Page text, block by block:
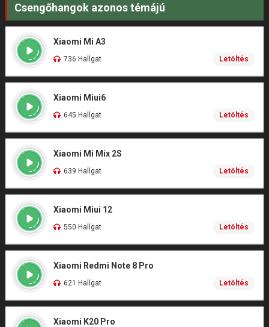
Csengőhangok azonos témájú
Xiaomi Mi A3
736 Hallgat Letöltés
Xiaomi Miui6
645 Hallgat Letöltés
Xiaomi Mi Mix 2S
639 Hallgat Letöltés
Xiaomi Miui 12
550 Hallgat Letöltés
Xiaomi Redmi Note 8 Pro
621 Hallgat Letöltés
Xiaomi K20 Pro